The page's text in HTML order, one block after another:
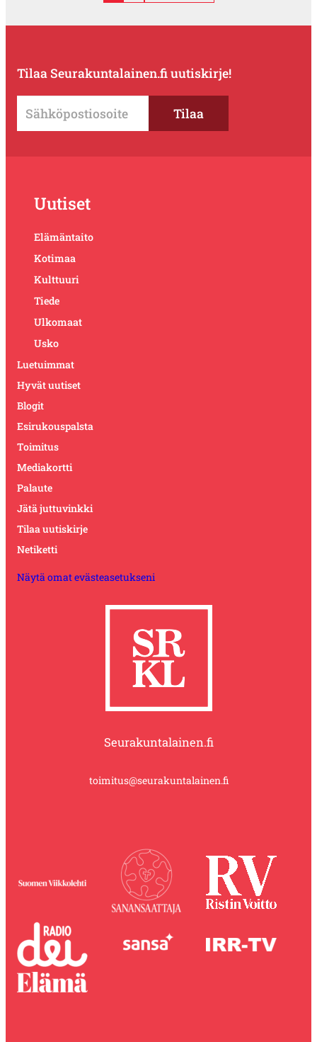
Tilaa Seurakuntalainen.fi uutiskirje!
Uutiset
Elämäntaito
Kotimaa
Kulttuuri
Tiede
Ulkomaat
Usko
Luetuimmat
Hyvät uutiset
Blogit
Esirukouspalsta
Toimitus
Mediakortti
Palaute
Jätä juttuvinkki
Tilaa uutiskirje
Netiketti
Näytä omat evästeasetukseni
Seurakuntalainen.fi
toimitus@seurakuntalainen.fi